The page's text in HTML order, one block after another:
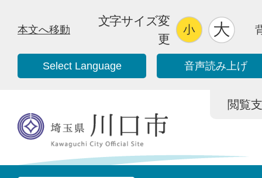
本文へ移動
文字サイズ変
更
Select Language 音声読み上げ
閲覧